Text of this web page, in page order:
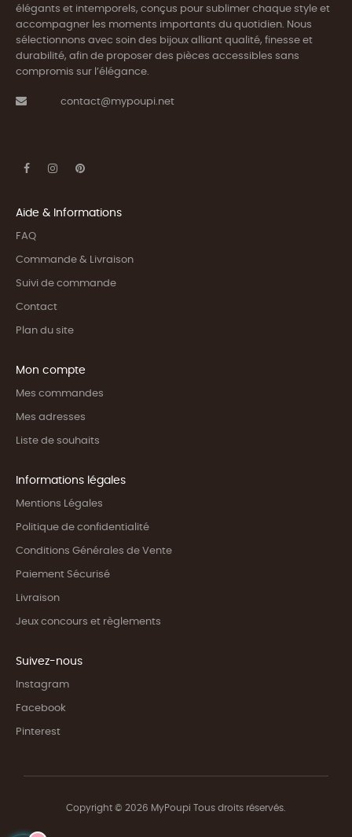
élégants et intemporels, conçus pour sublimer chaque style et
accompagner les moments importants du quotidien. Nous
sélectionnons avec soin des bijoux alliant qualité, finesse et
durabilité, afin de proposer des pièces accessibles sans
compromis sur l’élégance.
contact@mypoupi.net
Aide & Informations
FAQ
Commande & Livraison
Suivi de commande
Contact
Plan du site
Mon compte
Mes commandes
Mes adresses
Liste de souhaits
Informations légales
Mentions Légales
Politique de confidentialité
Conditions Générales de Vente
Paiement Sécurisé
Livraison
Jeux concours et règlements
Suivez-nous
Instagram
Facebook
Pinterest
Copyright © 2026 MyPoupi Tous droits réservés.